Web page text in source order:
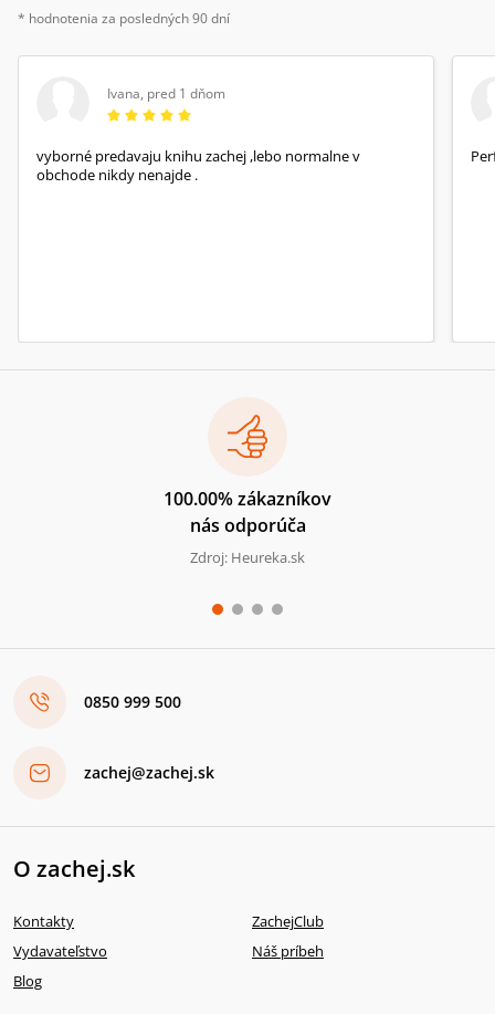
* hodnotenia za posledných 90 dní
Ivana, pred 1 dňom
vyborné predavaju knihu zachej ,lebo normalne v
obchode nikdy nenajde .
100.00% zákazníkov
nás odporúča
Zdroj: Heureka.sk
0850 999 500
zachej@zachej.sk
O zachej.sk
Kontakty
ZachejClub
Vydavateľstvo
Náš príbeh
Blog